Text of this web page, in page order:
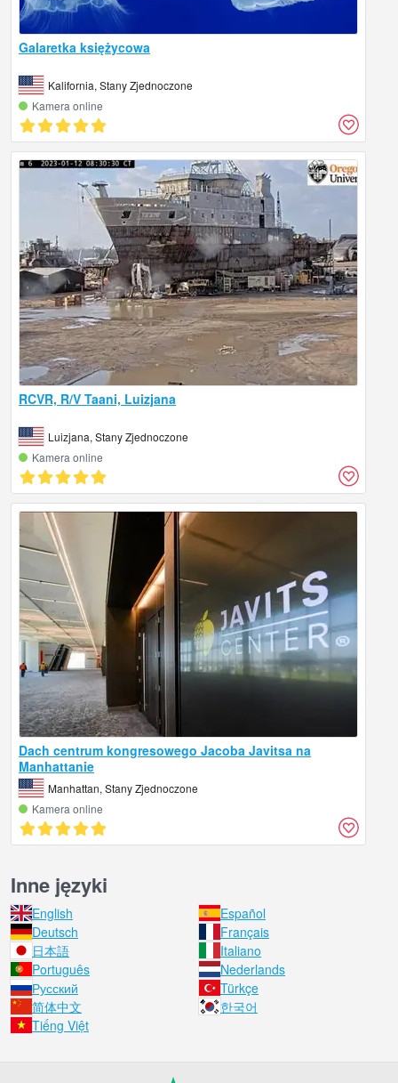
Galaretka księżycowa
Kalifornia, Stany Zjednoczone
Kamera online
RCVR, R/V Taani, Luizjana
Luizjana, Stany Zjednoczone
Kamera online
Dach centrum kongresowego Jacoba Javitsa na
Manhattanie
Manhattan, Stany Zjednoczone
Kamera online
Inne języki
English
Español
Deutsch
Français
日本語
Italiano
Português
Nederlands
Русский
Türkçe
简体中文
한국어
Tiếng Việt